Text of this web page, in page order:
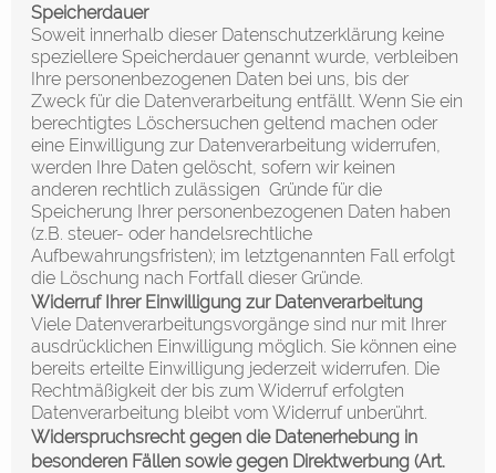
Speicherdauer
Soweit innerhalb dieser Datenschutzerklärung keine
speziellere Speicherdauer genannt wurde, verbleiben
Ihre personenbezogenen Daten bei uns, bis der
Zweck für die Datenverarbeitung entfällt. Wenn Sie ein
berechtigtes Löschersuchen geltend machen oder
eine Einwilligung zur Datenverarbeitung widerrufen,
werden Ihre Daten gelöscht, sofern wir keinen
anderen rechtlich zulässigen Gründe für die
Speicherung Ihrer personenbezogenen Daten haben
(z.B. steuer- oder handelsrechtliche
Aufbewahrungsfristen); im letztgenannten Fall erfolgt
die Löschung nach Fortfall dieser Gründe.
Widerruf Ihrer Einwilligung zur Datenverarbeitung
Viele Datenverarbeitungsvorgänge sind nur mit Ihrer
ausdrücklichen Einwilligung möglich. Sie können eine
bereits erteilte Einwilligung jederzeit widerrufen. Die
Rechtmäßigkeit der bis zum Widerruf erfolgten
Datenverarbeitung bleibt vom Widerruf unberührt.
Widerspruchsrecht gegen die Datenerhebung in
besonderen Fällen sowie gegen Direktwerbung (Art.